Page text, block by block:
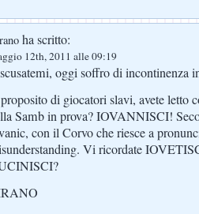
ha scritto:
12th, 2011 alle 09:19
oggi soffro di incontinenza
di giocatori slavi, avete letto
Samb in prova? IOVANNISCI!
con il Corvo che riesce a
Vi ricordate